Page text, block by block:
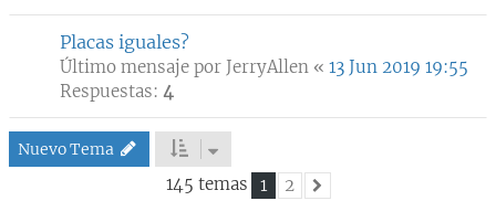
Placas iguales?
Último mensaje por JerryAllen « 13 Jun 2019 19:55
Respuestas: 4
Nuevo Tema
145 temas 1
2
Siguiente